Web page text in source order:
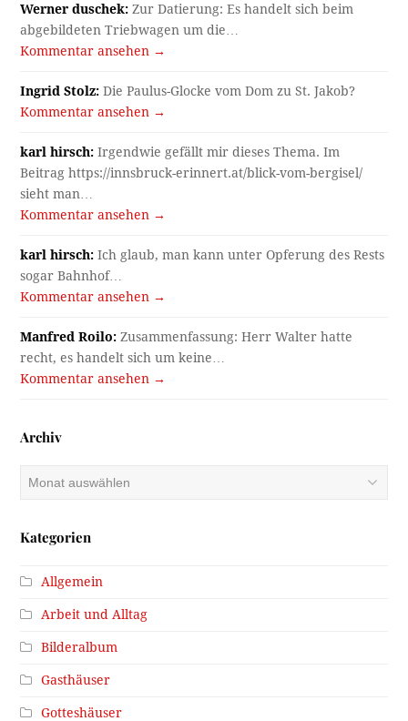
Werner duschek: Zur Datierung: Es handelt sich beim
abgebildeten Triebwagen um die…
Kommentar ansehen →
Ingrid Stolz: Die Paulus-Glocke vom Dom zu St. Jakob?
Kommentar ansehen →
karl hirsch: Irgendwie gefällt mir dieses Thema. Im
Beitrag https://innsbruck-erinnert.at/blick-vom-bergisel/
sieht man…
Kommentar ansehen →
karl hirsch: Ich glaub, man kann unter Opferung des Rests
sogar Bahnhof…
Kommentar ansehen →
Manfred Roilo: Zusammenfassung: Herr Walter hatte
recht, es handelt sich um keine…
Kommentar ansehen →
Archiv
Kategorien
Allgemein
Arbeit und Alltag
Bilderalbum
Gasthäuser
Gotteshäuser